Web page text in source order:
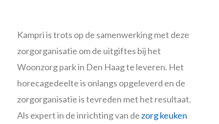
Kampri is trots op de samenwerking met deze
zorgorganisatie om de uitgiftes bij het
Woonzorg park in Den Haag te leveren. Het
horecagedeelte is onlangs opgeleverd en de
zorgorganisatie is tevreden met het resultaat.
Als expert in de inrichting van de zorg keuken